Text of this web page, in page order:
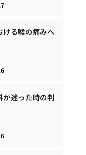
ける喉の痛みへ
か迷った時の判